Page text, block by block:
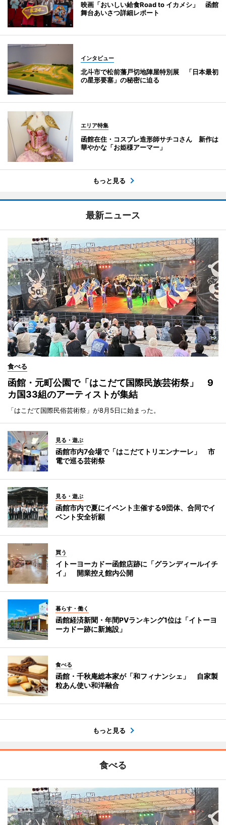
映画「おいしい給食Road to イカメシ」 函館
舞台あいさつ詳細レポート
インタビュー
北斗市で松前藩戸切地陣屋特別展 「日本最初
の星形要塞」の秘密に迫る
エリア特集
函館在住・コスプレ造形師サチコさん 新作は
華やかな「お姫様アーマー」
もっと見る
最新ニュース
食べる
函館・元町公園で「はこだて国際民族芸術祭」 9
カ国33組のアーティストが集結
「はこだて国際民俗芸術祭」が8月5日に始まった。
見る・遊ぶ
函館市内7会場で「はこだてトリエンナーレ」 市
電で巡る芸術祭
見る・遊ぶ
函館市内で夏にイベント主催する9団体、合同でイ
ベント安全祈願
買う
イトーヨーカドー函館店跡に「グランディールイチ
イ」 開業控え館内公開
暮らす・働く
函館経済新聞・年間PVランキング1位は「イトーヨ
ーカドー跡に新施設」
食べる
函館・千秋庵総本家が「和フィナンシェ」 自家製
粒あん使い和洋融合
もっと見る
食べる